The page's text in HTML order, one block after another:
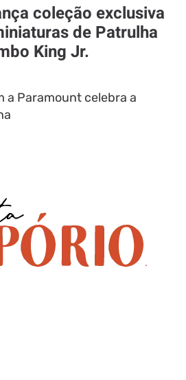
coleção exclusiva
de Patrulha
King Jr.
a Paramount celebra a